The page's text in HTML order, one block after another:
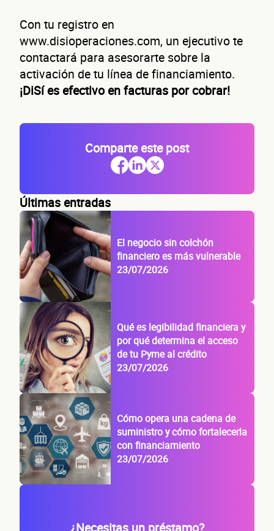
Con tu registro en
www.disioperaciones.com, un ejecutivo te
contactará para asesorarte sobre la
activación de tu línea de financiamiento.
¡DiSí es efectivo en facturas por cobrar!
Comparte este post
Últimas entradas
El negocio sin colchón
financiero es más vulnerable
23/07/2026
Qué es legibilidad financiera y
por qué determina el acceso
de tu Pyme al crédito
23/07/2026
Cómo opera una cadena de
suministro y cómo fortalecerla
con financiamiento
23/07/2026
¿Necesitas un préstamo?